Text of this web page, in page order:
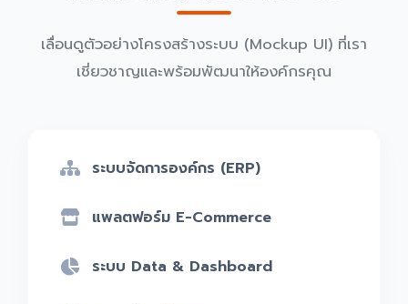
เลื่อนดูตัวอย่างโครงสร้างระบบ (Mockup UI) ที่เรา
เชี่ยวชาญและพร้อมพัฒนาให้องค์กรคุณ
ระบบจัดการองค์กร (ERP)
แพลตฟอร์ม E-Commerce
ระบบ Data & Dashboard